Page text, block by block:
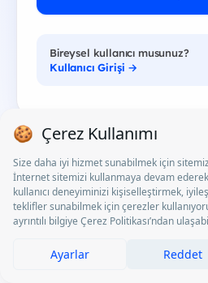
Türkiye'nin en büyük genç
etkinlik ve ayrıcalık
marka
Bireysel kullanıcı musunuz?
Kullanıcı Girişi →